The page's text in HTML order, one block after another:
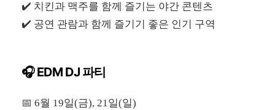
✔️ 치킨과 맥주를 함께 즐기는 야간 콘텐츠
✔️ 공연 관람과 함께 즐기기 좋은 인기 구역
🎧 EDM DJ 파티
📅 6월 19일(금), 21일(일)